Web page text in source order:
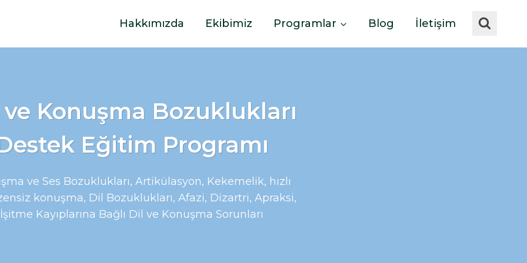
Hakkımızda Ekibimiz Programlar Blog İletişim
Konuşma Bozuklukları
Eğitim Programı
ve Ses Bozuklukları, Artikülasyon, Kekemelik, hızlı
konuşma, Dil Bozuklukları, Afazi, Dizartri, Apraksi,
İşitme Kayıplarına Bağlı Dil ve Konuşma Sorunları